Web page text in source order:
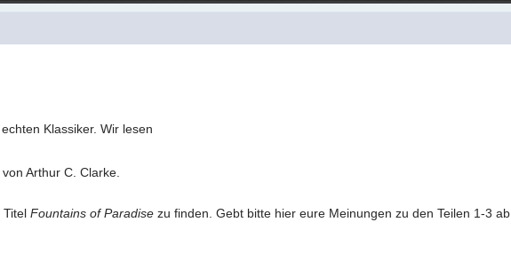
Klassiker. Wir lesen
von Arthur C. Clarke.
TitelFountains of Paradise zu finden. Gebt bitte hier eure Meinungen zu den Teilen 1-3 ab.